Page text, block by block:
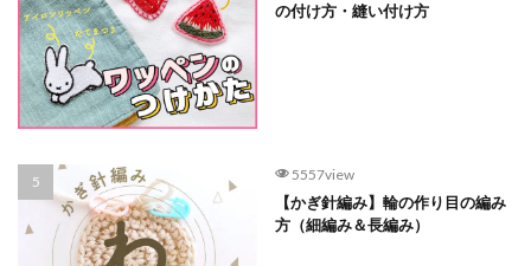
の付け方・縫い付け方
5557view
【かぎ針編み】輪の作り目の編み
方（細編み＆長編み）